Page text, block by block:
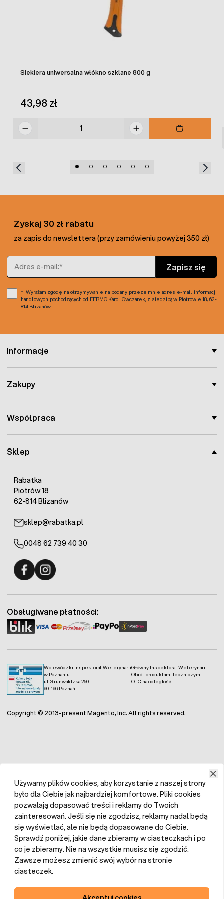
Sztywny i odporny na zginanie
Doskonałe narzędzie do trudnych prac
Waga: 3000 g
Szerokość głowicy: 48 cm
Materiał: stal hartowana, włókno szklane, guma
W naszej ofercie dostępne są również innenarzędzia
Siekiera uniwersalna włókno szklane 800 g
43,98 zł
Sklep
Rabatka
Piotrów 18
62-814 Blizanów
sklep@rabatka.pl
0048 62 739 40 30
Informacje
Zakupy
Współpraca
Zyskaj 30 zł rabatu
za zapis do newslettera (przy zamówieniu powyżej 350 zł)
Adres e-mail
Zapisz się
Wyrażam zgodę na otrzymywanie na podany przeze mnie adres e-mail informacji
handlowych pochodzących od FERMO Karol Owczarek, z siedzibą w Piotrowie 18, 62-
814 Blizanów.
Wojewódzki Inspektorat Weterynarii
w Poznaniu
ul. Grunwaldzka 250
60-166 Poznań
Główny Inspektorat Weterynarii
Obrót produktami leczniczymi
OTC na odległość
Obsługiwane płatności:
Copyright © 2013-present Magento, Inc. All rights reserved.
Używamy plików cookies, aby korzystanie z naszej strony
było dla Ciebie jak najbardziej komfortowe. Pliki cookies
pozwalają dopasować treści i reklamy do Twoich
zainteresowań. Jeśli się nie zgodzisz, reklamy nadal będą
się wyświetlać, ale nie będą dopasowane do Ciebie.
Sprawdź poniżej, jakie dane zbieramy w ciasteczkach i po
co je zbieramy. Nie na wszystkie musisz się zgodzić.
Zawsze możesz zmienić swój wybór na stronie
ciasteczek.